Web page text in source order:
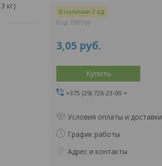
кг)
В наличии 2 ед.
Код: 099166
3,05 руб.
Купить
+375 (29) 726-23-00
Условия оплаты и доставки
График работы
Адрес и контакты